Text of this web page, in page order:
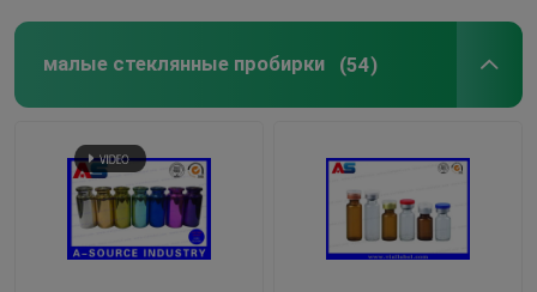
малые стеклянные пробирки (54)